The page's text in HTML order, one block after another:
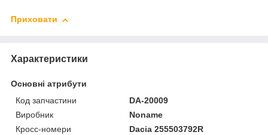
Приховати
Характеристики
Основні атрибути
Код запчастини
DA-20009
Виробник
Noname
Кросс-номери
Dacia 255503792R